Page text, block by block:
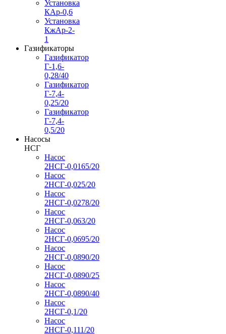
Установка
КАр-0,6
Установка
КжАр-2-
1
Газификаторы
Газификатор
Г-1,6-
0,28/40
Газификатор
Г-7,4-
0,25/20
Газификатор
Г-7,4-
0,5/20
Насосы
НСГ
Насос
2НСГ-0,0165/20
Насос
2НСГ-0,025/20
Насос
2НСГ-0,0278/20
Насос
2НСГ-0,063/20
Насос
2НСГ-0,0695/20
Насос
2НСГ-0,0890/20
Насос
2НСГ-0,0890/25
Насос
2НСГ-0,0890/40
Насос
2НСГ-0,1/20
Насос
2НСГ-0,111/20